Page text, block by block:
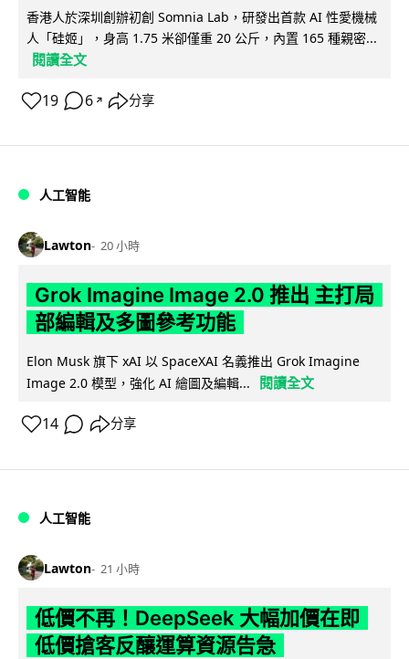
香港人於深圳創辦初創 Somnia Lab，研發出首款 AI 性愛機械
人「硅姬」，身高 1.75 米卻僅重 20 公斤，內置 165 種親密...
閱讀全文
19 6 ↗ 分享
人工智能
Lawton 20 小時
Grok Imagine Image 2.0 推出 主打局
部編輯及多圖參考功能
Elon Musk 旗下 xAI 以 SpaceXAI 名義推出 Grok Imagine
Image 2.0 模型，強化 AI 繪圖及編輯...
閱讀全文
14 分享
人工智能
Lawton 21 小時
低價不再！DeepSeek 大幅加價在即
低價搶客反釀運算資源告急